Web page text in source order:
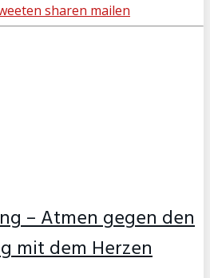
sharen mailen
– Atmen gegen den
mit dem Herzen